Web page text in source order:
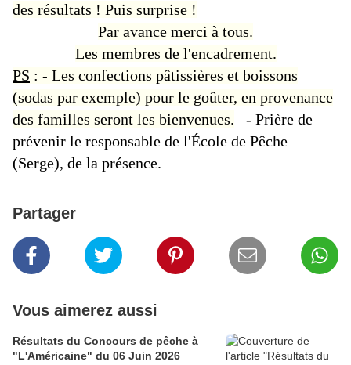
des résultats ! Puis surprise !
Par avance merci à tous.
Les membres de l'encadrement.
PS : - Les confections pâtissières et boissons
(sodas par exemple) pour le goûter, en provenance
des familles seront les bienvenues.
- Prière de
prévenir le responsable de l'École de Pêche
(Serge), de la présence.
Partager
Vous aimerez aussi
Résultats du Concours de pêche à
"L'Américaine" du 06 Juin 2026